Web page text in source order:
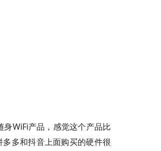
WiFi产品，感觉这个产品比
多和抖音上面购买的硬件很